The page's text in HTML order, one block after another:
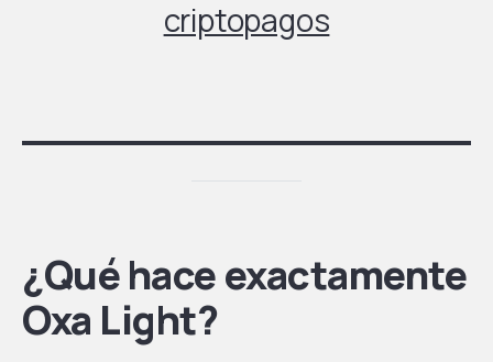
criptopagos
¿Qué hace exactamente
Oxa Light?